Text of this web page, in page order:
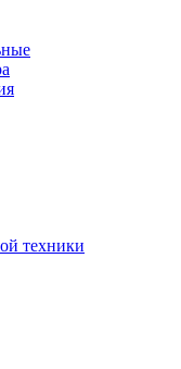
техники